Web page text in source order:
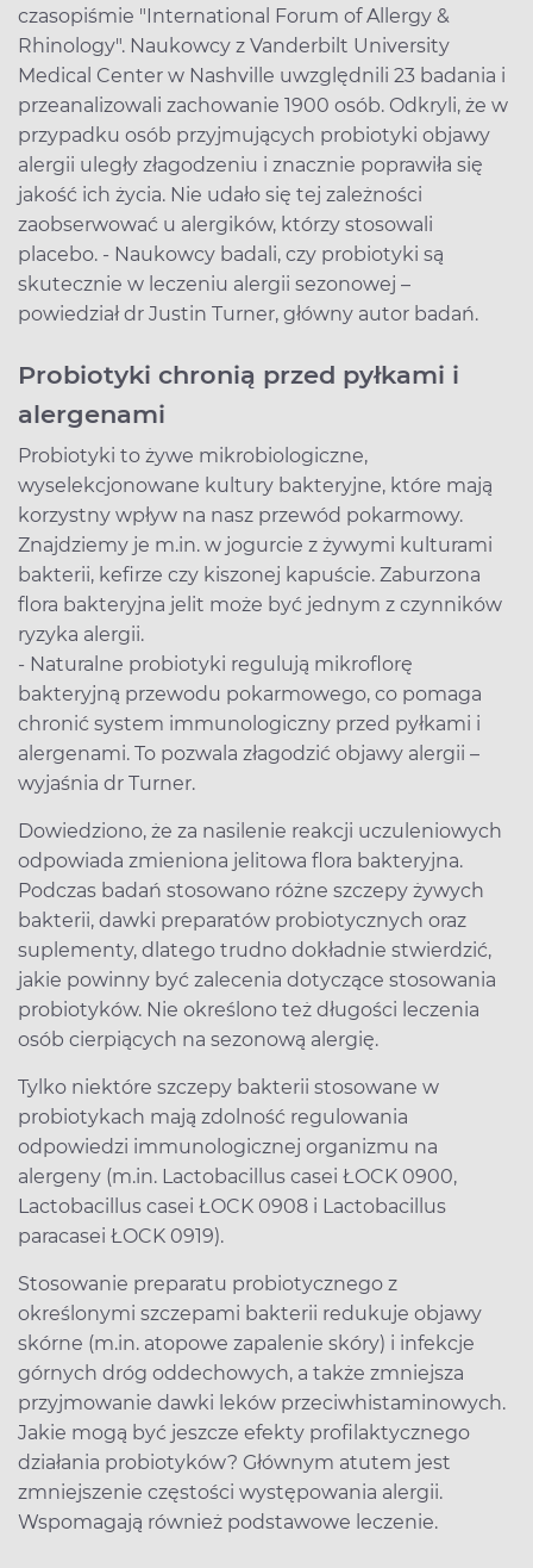
czasopiśmie "International Forum of Allergy &
Rhinology". Naukowcy z Vanderbilt University
Medical Center w Nashville uwzględnili 23 badania i
przeanalizowali zachowanie 1900 osób. Odkryli, że w
przypadku osób przyjmujących probiotyki objawy
alergii uległy złagodzeniu i znacznie poprawiła się
jakość ich życia. Nie udało się tej zależności
zaobserwować u alergików, którzy stosowali
placebo. - Naukowcy badali, czy probiotyki są
skutecznie w leczeniu alergii sezonowej –
powiedział dr Justin Turner, główny autor badań.
Probiotyki chronią przed pyłkami i
alergenami
Probiotyki to żywe mikrobiologiczne,
wyselekcjonowane kultury bakteryjne, które mają
korzystny wpływ na nasz przewód pokarmowy.
Znajdziemy je m.in. w jogurcie z żywymi kulturami
bakterii, kefirze czy kiszonej kapuście. Zaburzona
flora bakteryjna jelit może być jednym z czynników
ryzyka alergii.
- Naturalne probiotyki regulują mikroflorę
bakteryjną przewodu pokarmowego, co pomaga
chronić system immunologiczny przed pyłkami i
alergenami. To pozwala złagodzić objawy alergii –
wyjaśnia dr Turner.
Dowiedziono, że za nasilenie reakcji uczuleniowych
odpowiada zmieniona jelitowa flora bakteryjna.
Podczas badań stosowano różne szczepy żywych
bakterii, dawki preparatów probiotycznych oraz
suplementy, dlatego trudno dokładnie stwierdzić,
jakie powinny być zalecenia dotyczące stosowania
probiotyków. Nie określono też długości leczenia
osób cierpiących na sezonową alergię.
Tylko niektóre szczepy bakterii stosowane w
probiotykach mają zdolność regulowania
odpowiedzi immunologicznej organizmu na
alergeny (m.in. Lactobacillus casei ŁOCK 0900,
Lactobacillus casei ŁOCK 0908 i Lactobacillus
paracasei ŁOCK 0919).
Stosowanie preparatu probiotycznego z
określonymi szczepami bakterii redukuje objawy
skórne (m.in. atopowe zapalenie skóry) i infekcje
górnych dróg oddechowych, a także zmniejsza
przyjmowanie dawki leków przeciwhistaminowych.
Jakie mogą być jeszcze efekty profilaktycznego
działania probiotyków? Głównym atutem jest
zmniejszenie częstości występowania alergii.
Wspomagają również podstawowe leczenie.